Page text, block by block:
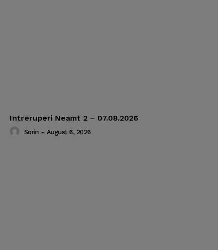
Intreruperi Neamt 2 – 07.08.2026
Sorin - August 6, 2026